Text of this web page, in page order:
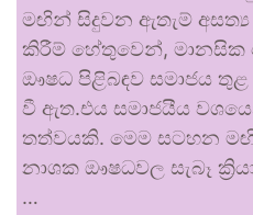
මඟින් සිදුවන ඇතැම් අසත්‍ය
කිරීම් හේතුවෙන්, මානසික
ඖෂධ පිළිබඳව සමාජය
වී ඇත.එය සමාජයීය
තත්වයකි. මෙම සටහන
නාශක ඖෂධවල සැබෑ
…